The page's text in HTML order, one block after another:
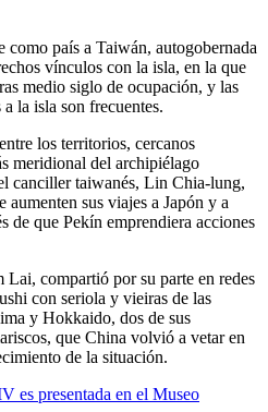
como país a Taiwán, autogobernada
vínculos con la isla, en la que
medio siglo de ocupación, y las
la isla son frecuentes.
los territorios, cercanos
meridional del archipiélago
canciller taiwanés, Lin Chia-lung,
aumenten sus viajes a Japón y a
de que Pekín emprendiera acciones
compartió por su parte en redes
con seriola y vieiras de las
y Hokkaido, dos de sus
que China volvió a vetar en
de la situación.
es presentada en el Museo